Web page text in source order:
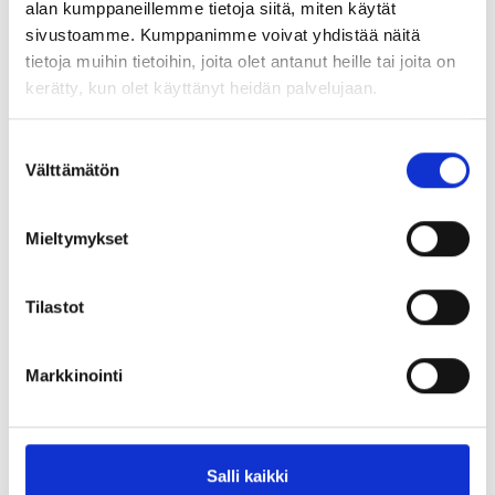
alan kumppaneillemme tietoja siitä, miten käytät
sivustoamme. Kumppanimme voivat yhdistää näitä
tietoja muihin tietoihin, joita olet antanut heille tai joita on
kerätty, kun olet käyttänyt heidän palvelujaan.
Välttämätön
Mieltymykset
Tilastot
Markkinointi
Salli kaikki
houkuttele liikkeelle ja unirytmi voi olla kesän jäljiltä
lomamoodissa. Hyvä…
Jatka Lukemista
palauttava ja virkistävä vaikutus
Aurinko lämmittää, linnut laulavat elämäniloaan ja